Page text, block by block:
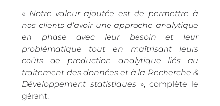
« Notre valeur ajoutée est de permettre à
nos clients d’avoir une approche analytique
en phase avec leur besoin et leur
problématique tout en maîtrisant leurs
coûts de production analytique liés au
traitement des données et à la Recherche &
Développement statistiques », complète le
gérant.